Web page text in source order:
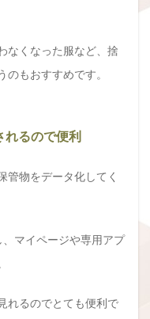
なくなった服など、捨
もおすすめです。
るので便利
管物をデータ化してく
マイページや専用アプ
れるのでとても便利で